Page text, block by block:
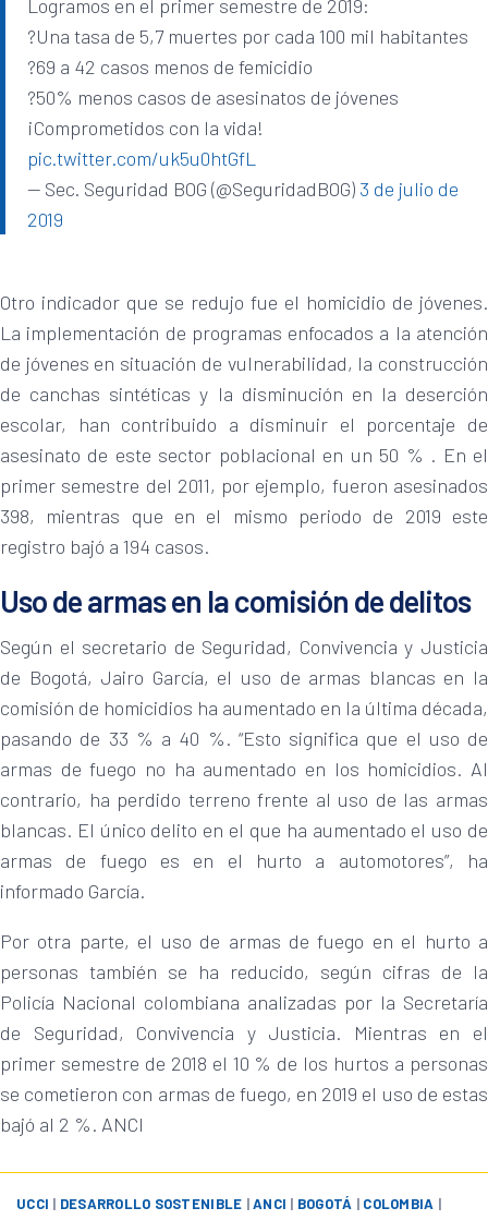
Logramos en el primer semestre de 2019:
?Una tasa de 5,7 muertes por cada 100 mil habitantes
?69 a 42 casos menos de femicidio
?50% menos casos de asesinatos de jóvenes
¡Comprometidos con la vida!
pic.twitter.com/uk5u0htGfL
— Sec. Seguridad BOG (@SeguridadBOG) 3 de julio de
2019
Otro indicador que se redujo fue el homicidio de jóvenes.
La implementación de programas enfocados a la atención
de jóvenes en situación de vulnerabilidad, la construcción
de canchas sintéticas y la disminución en la deserción
escolar, han contribuido a disminuir el porcentaje de
asesinato de este sector poblacional en un 50 % . En el
primer semestre del 2011, por ejemplo, fueron asesinados
398, mientras que en el mismo periodo de 2019 este
registro bajó a 194 casos.
Uso de armas en la comisión de delitos
Según el secretario de Seguridad, Convivencia y Justicia
de Bogotá, Jairo García, el uso de armas blancas en la
comisión de homicidios ha aumentado en la última década,
pasando de 33 % a 40 %. “Esto significa que el uso de
armas de fuego no ha aumentado en los homicidios. Al
contrario, ha perdido terreno frente al uso de las armas
blancas. El único delito en el que ha aumentado el uso de
armas de fuego es en el hurto a automotores”, ha
informado García.
Por otra parte, el uso de armas de fuego en el hurto a
personas también se ha reducido, según cifras de la
Policía Nacional colombiana analizadas por la Secretaría
de Seguridad, Convivencia y Justicia. Mientras en el
primer semestre de 2018 el 10 % de los hurtos a personas
se cometieron con armas de fuego, en 2019 el uso de estas
bajó al 2 %. ANCI
UCCI | DESARROLLO SOSTENIBLE |ANCI | BOGOTÁ | COLOMBIA |